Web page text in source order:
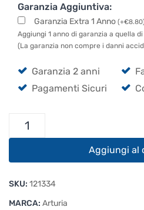
Garanzia Aggiuntiva:
Garanzia Extra 1 Anno (+€8.80)
Aggiungi 1 anno di garanzia a quella di
(La garanzia non compre i danni
Garanzia 2 anni
Pagamenti Sicuri
Arturia
Aggiungi al
SKU: 121334
MARCA: Arturia